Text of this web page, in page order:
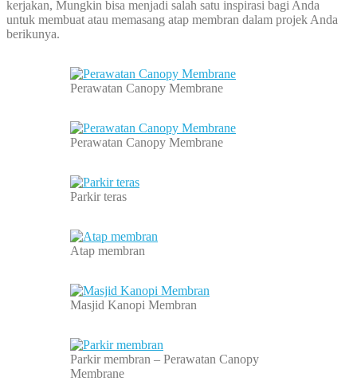
kerjakan, Mungkin bisa menjadi salah satu inspirasi bagi Anda
untuk membuat atau memasang atap membran dalam projek Anda
berikunya.
Perawatan Canopy Membrane
Perawatan Canopy Membrane
Parkir teras
Atap membran
Masjid Kanopi Membran
Parkir membran – Perawatan Canopy
Membrane